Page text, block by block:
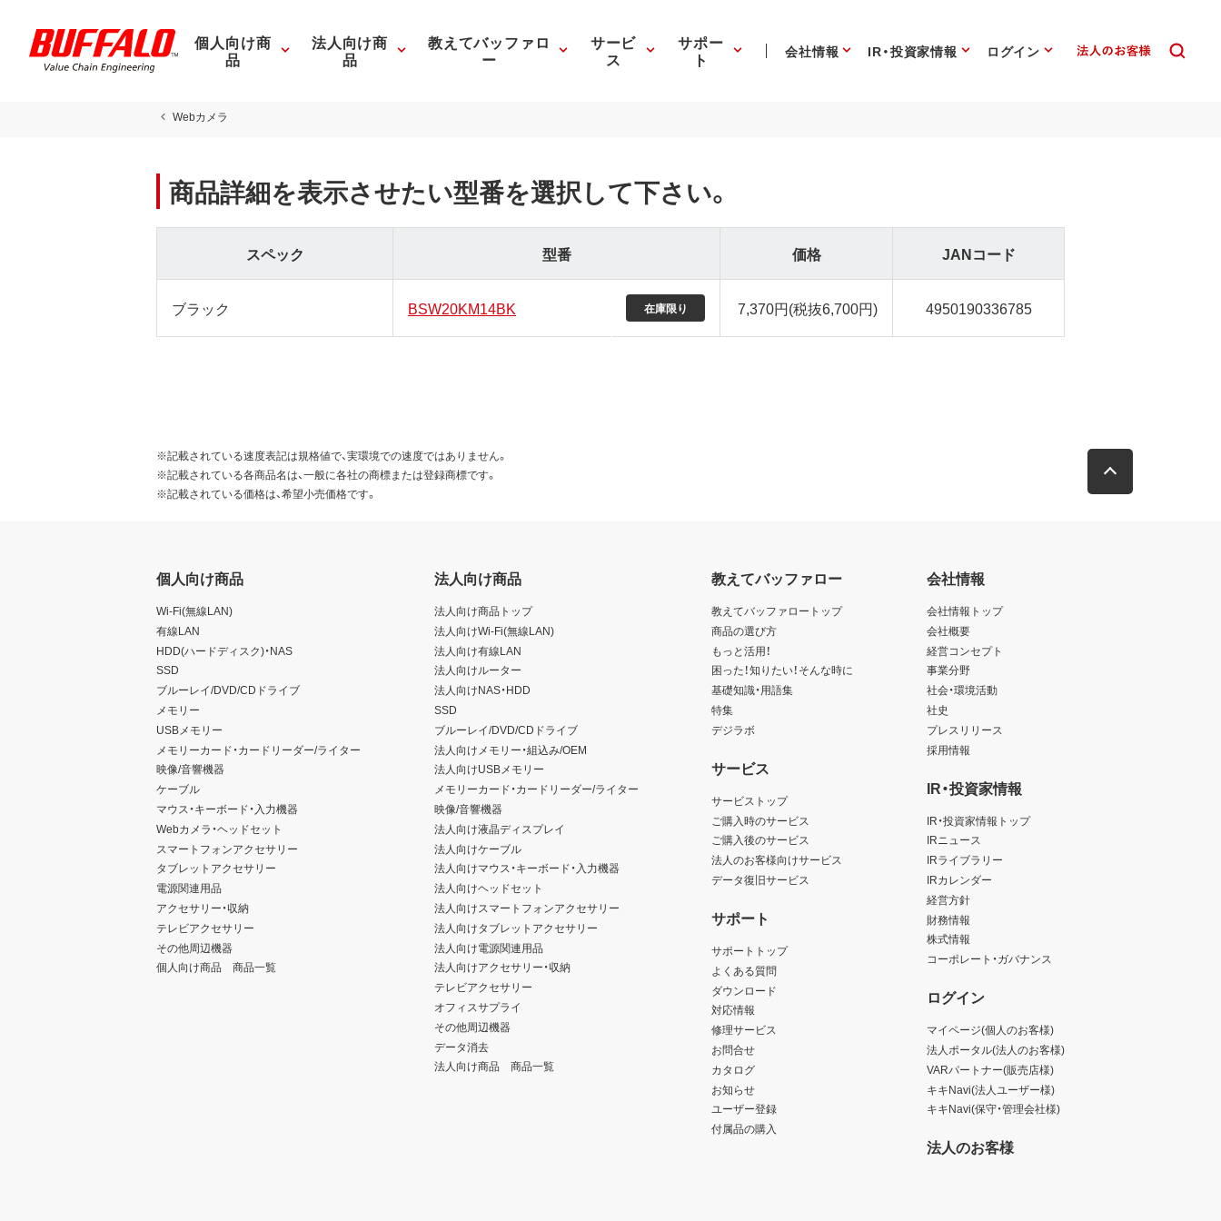
個人向け商
品
法人向け商
品
教えてバッファロ
ー
サービ
ス
サポー
ト 会社情報 IR・投資家情報 ログイン
Webカメラ
商品詳細を表示させたい型番を選択して下さい。
スペック 型番 価格 JANコード
ブラック BSW20KM14BK 在庫限り 7,370円(税抜6,700円) 4950190336785
※記載されている速度表記は規格値で、実環境での速度ではありません。
※記載されている各商品名は、一般に各社の商標または登録商標です。
※記載されている価格は、希望小売価格です。
個人向け商品
Wi-Fi(無線LAN)
有線LAN
HDD(ハードディスク)・NAS
SSD
ブルーレイ/DVD/CDドライブ
メモリー
USBメモリー
メモリーカード・カードリーダー/ライター
映像/音響機器
ケーブル
マウス・キーボード・入力機器
Webカメラ・ヘッドセット
スマートフォンアクセサリー
タブレットアクセサリー
電源関連用品
アクセサリー・収納
テレビアクセサリー
その他周辺機器
個人向け商品 商品一覧
法人向け商品
法人向け商品トップ
法人向けWi-Fi(無線LAN)
法人向け有線LAN
法人向けルーター
法人向けNAS・HDD
SSD
ブルーレイ/DVD/CDドライブ
法人向けメモリー・組込み/OEM
法人向けUSBメモリー
メモリーカード・カードリーダー/ライター
映像/音響機器
法人向け液晶ディスプレイ
法人向けケーブル
法人向けマウス・キーボード・入力機器
法人向けヘッドセット
法人向けスマートフォンアクセサリー
法人向けタブレットアクセサリー
法人向け電源関連用品
法人向けアクセサリー・収納
テレビアクセサリー
オフィスサプライ
その他周辺機器
データ消去
法人向け商品 商品一覧
教えてバッファロー
教えてバッファロートップ
商品の選び方
もっと活用！
困った！知りたい！そんな時に
基礎知識・用語集
特集
デジラボ
サービス
サービストップ
ご購入時のサービス
ご購入後のサービス
法人のお客様向けサービス
データ復旧サービス
サポート
サポートトップ
よくある質問
ダウンロード
対応情報
修理サービス
お問合せ
カタログ
お知らせ
ユーザー登録
付属品の購入
会社情報
会社情報トップ
会社概要
経営コンセプト
事業分野
社会・環境活動
社史
プレスリリース
採用情報
IR・投資家情報
IR・投資家情報トップ
IRニュース
IRライブラリー
IRカレンダー
経営方針
財務情報
株式情報
コーポレート・ガバナンス
ログイン
マイページ(個人のお客様)
法人ポータル(法人のお客様)
VARパートナー(販売店様)
キキNavi(法人ユーザー様)
キキNavi(保守・管理会社様)
法人のお客様